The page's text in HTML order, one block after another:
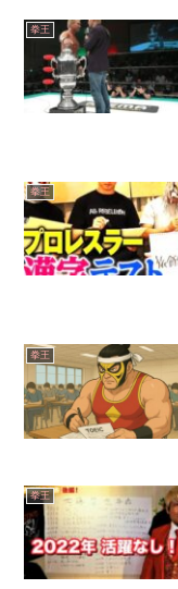
拳王
拳王
拳王
拳王